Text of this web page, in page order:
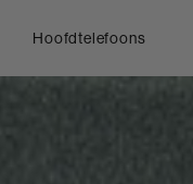
Hoofdtelefoons